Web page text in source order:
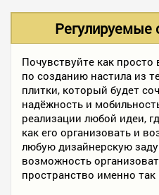
АКЦИИ
ФОТО РАБОТ
КОНТАКТЫ
Регулируемые
Почувствуйте как
по созданию настила из
плитки, который будет
надёжность и
реализации любой идеи,
как его организовать и
любую дизайнерскую
возможность
пространство именно